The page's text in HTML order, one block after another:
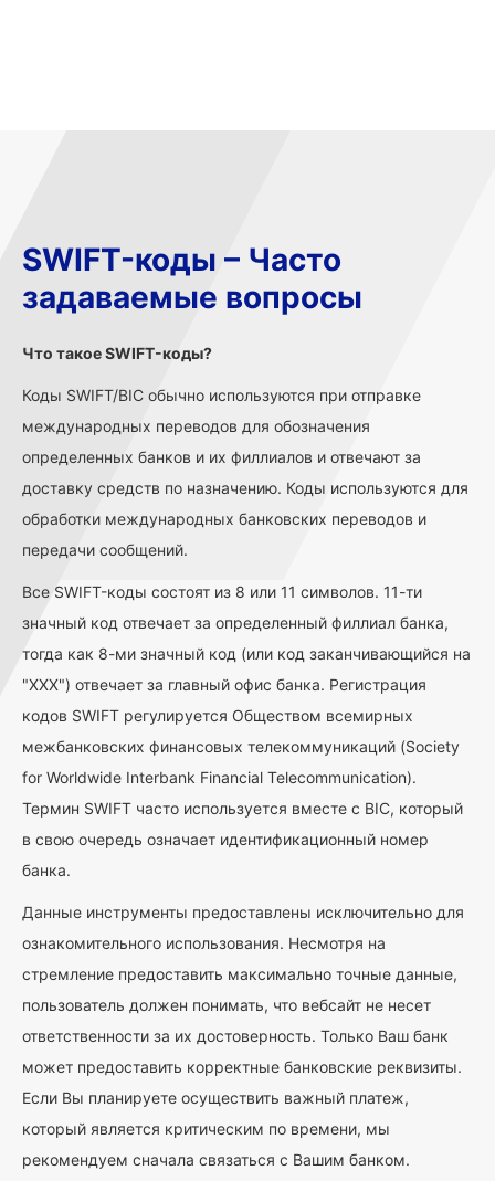
SWIFT-коды – Часто
задаваемые вопросы
Что такое SWIFT-коды?
Коды SWIFT/BIC обычно используются при отправке
международных переводов для обозначения
определенных банков и их филлиалов и отвечают за
доставку средств по назначению. Коды используются для
обработки международных банковских переводов и
передачи сообщений.
Все SWIFT-коды состоят из 8 или 11 символов. 11-ти
значный код отвечает за определенный филлиал банка,
тогда как 8-ми значный код (или код заканчивающийся на
"ХХХ") отвечает за главный офис банка. Регистрация
кодов SWIFT регулируется Обществом всемирных
межбанковских финансовых телекоммуникаций (Society
for Worldwide Interbank Financial Telecommunication).
Термин SWIFT часто используется вместе с BIC, который
в свою очередь означает идентификационный номер
банка.
Данные инструменты предоставлены исключительно для
ознакомительного использования. Несмотря на
стремление предоставить максимально точные данные,
пользователь должен понимать, что вебсайт не несет
ответственности за их достоверность. Только Ваш банк
может предоставить корректные банковские реквизиты.
Если Вы планируете осуществить важный платеж,
который является критическим по времени, мы
рекомендуем сначала связаться с Вашим банком.